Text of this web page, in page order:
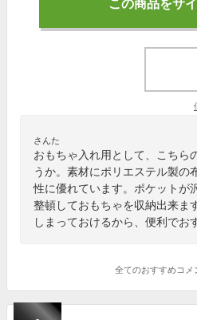
この商品をサ
さんた
おもちゃ入れ用として、こちら
うか。素材にポリエステル製の
性に優れています。ポケットが
整頓しておもちゃを収納出来ま
しまっておけるから、便利でお
全てのおすすめコメ